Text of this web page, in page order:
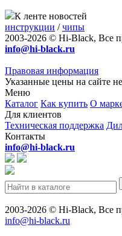
К ленте новостей
инструкции /чипы
2003-2026 © Hi-Black, Все
info@hi-black.ru
Правовая информация
Указанные цены на сайте
Меню
Каталог Как купить О
Для клиентов
Техническая поддержка
Контакты
info@hi-black.ru
2003-2026 © Hi-Black, Все
info@hi-black.ru